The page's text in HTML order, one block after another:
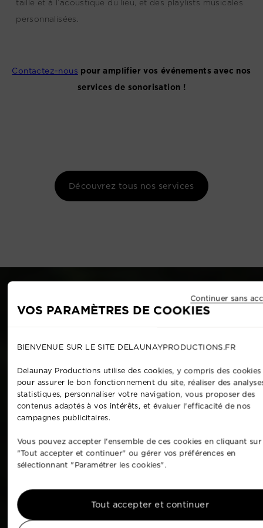
taille et à l’acoustique du lieu, et des playlists musicales
personnalisées.
Contactez-nous pour amplifier vos événements avec nos
services de sonorisation !
Découvrez tous nos services
VOS PARAMÈTRES DE COOKIES
Continuer sans
BIENVENUE SUR LE SITE DELAUNAYPRODUCTIONS.FR
Delaunay Productions utilise des cookies, y compris des
pour assurer le bon fonctionnement du site, réaliser des
statistiques, personnaliser votre navigation, vous proposer des
contenus adaptés à vos intérêts, et évaluer l'efficacité de nos
campagnes publicitaires.
Vous pouvez accepter l'ensemble de ces cookies en cliquant sur
"Tout accepter et continuer" ou gérer vos préférences en
sélectionnant "Paramétrer les cookies".
Tout accepter et continuer